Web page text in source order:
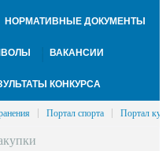
НОРМАТИВНЫЕ ДОКУМЕНТЫ
ВАКАНСИИ
КОНКУРСА
Портал спорта Портал